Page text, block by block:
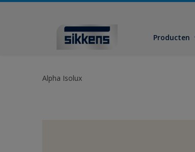
Producten
Alpha Isolux